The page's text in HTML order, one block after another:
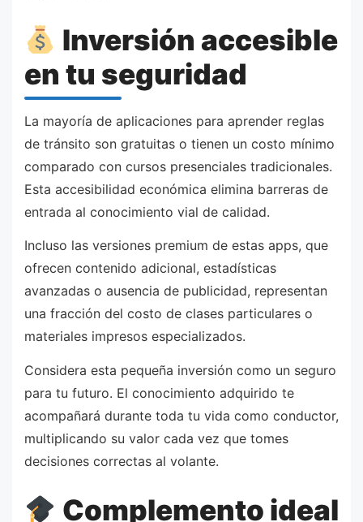
Inversión accesible
en tu seguridad
La mayoría de aplicaciones para aprender reglas
de tránsito son gratuitas o tienen un costo mínimo
comparado con cursos presenciales tradicionales.
Esta accesibilidad económica elimina barreras de
entrada al conocimiento vial de calidad.
Incluso las versiones premium de estas apps, que
ofrecen contenido adicional, estadísticas
avanzadas o ausencia de publicidad, representan
una fracción del costo de clases particulares o
materiales impresos especializados.
Considera esta pequeña inversión como un seguro
para tu futuro. El conocimiento adquirido te
acompañará durante toda tu vida como conductor,
multiplicando su valor cada vez que tomes
decisiones correctas al volante.
Complemento ideal